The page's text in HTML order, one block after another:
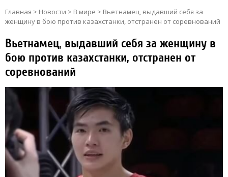
Главная > Новости > В мире > Вьетнамец, выдавший себя за
женщину в бою против казахстанки, отстранен от соревнований
Вьетнамец, выдавший себя за женщину в
бою против казахстанки, отстранен от
соревнований